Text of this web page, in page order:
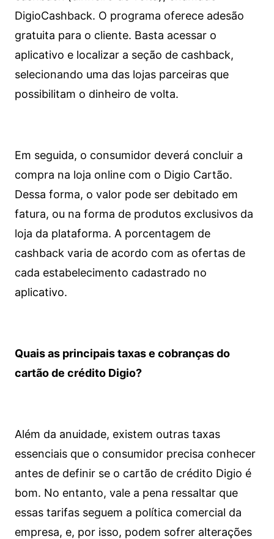
DigioCashback. O programa oferece adesão
gratuita para o cliente. Basta acessar o
aplicativo e localizar a seção de cashback,
selecionando uma das lojas parceiras que
possibilitam o dinheiro de volta.
Em seguida, o consumidor deverá concluir a
compra na loja online com o Digio Cartão.
Dessa forma, o valor pode ser debitado em
fatura, ou na forma de produtos exclusivos da
loja da plataforma. A porcentagem de
cashback varia de acordo com as ofertas de
cada estabelecimento cadastrado no
aplicativo.
Quais as principais taxas e cobranças do
cartão de crédito Digio?
Além da anuidade, existem outras taxas
essenciais que o consumidor precisa conhecer
antes de definir se o cartão de crédito Digio é
bom. No entanto, vale a pena ressaltar que
essas tarifas seguem a política comercial da
empresa, e, por isso, podem sofrer alterações